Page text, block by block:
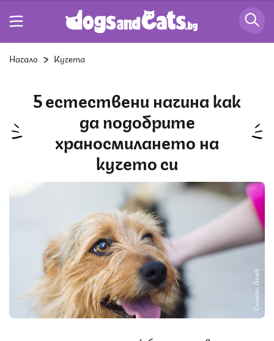
Начало Кучета
5 естествени начина как
да подобрите
храносмилането на
кучето си
Снимка: iStock